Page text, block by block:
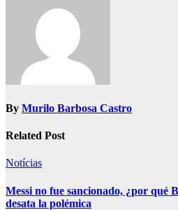
By Murilo Barbosa Castro
Related Post
Notícias
Messi no fue sancionado, ¿por qué
desata la polémica